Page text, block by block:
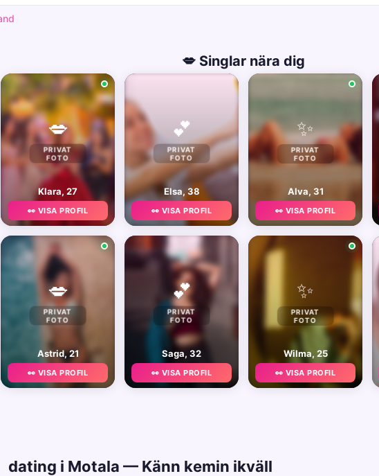
💋 Singlar nära dig
💋
PRIVAT
FOTO
Klara, 27
👀 VISA PROFIL
💕
PRIVAT
FOTO
Elsa, 38
👀 VISA PROFIL
✨
PRIVAT
FOTO
Alva, 31
👀 VISA PROFIL
💋
PRIVAT
FOTO
Astrid, 21
👀 VISA PROFIL
💕
PRIVAT
FOTO
Saga, 32
👀 VISA PROFIL
✨
PRIVAT
FOTO
Wilma, 25
👀 VISA PROFIL
dating i Motala — Känn kemin ikväll